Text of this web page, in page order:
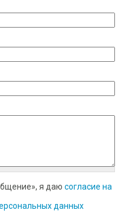
я даю согласие на
данных